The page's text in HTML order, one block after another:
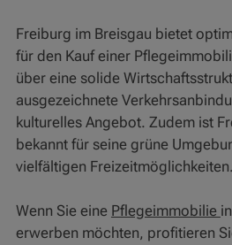
Freiburg im Breisgau bietet
für den Kauf einer
über eine solide
ausgezeichnete
kulturelles Angebot. Zudem ist
bekannt für seine grüne
vielfältigen Freizeitmöglichkeiten.
Wenn Sie eine Pflegeimmobilie
erwerben möchten, profitieren